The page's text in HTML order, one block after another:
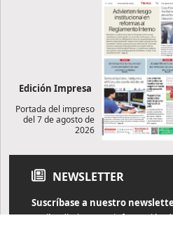
Edición Impresa
Portada del impreso
del 7 de agosto de
2026
NEWSLETTER
Suscríbase a nuestro
Reciba diariamente información